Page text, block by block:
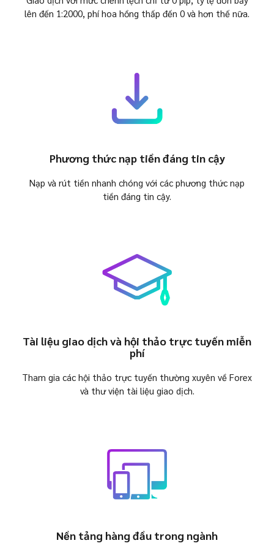
lên đến 1:2000, phí hoa hồng thấp đến 0 và hơn thế nữa.
Phương thức nạp tiền đáng tin cậy
Nạp và rút tiền nhanh chóng với các phương thức nạp
tiền đáng tin cậy.
Tài liệu giao dịch và hội thảo trực tuyến miễn
phí
Tham gia các hội thảo trực tuyến thường xuyên về Forex
và thư viện tài liệu giao dịch.
Nền tảng hàng đầu trong ngành